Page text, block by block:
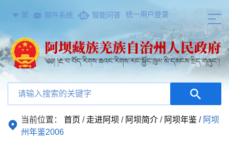
繁 邮件系统 智能问答 统一用户登录
当前位置： 首页 / 走进阿坝 / 阿坝简介 / 阿坝年鉴 / 阿坝
州年鉴2006